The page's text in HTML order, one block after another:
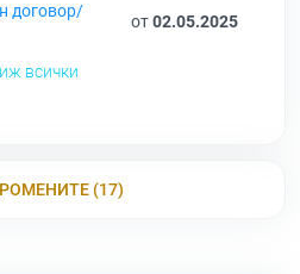
договор/
от02.05.2025
всички
(17)